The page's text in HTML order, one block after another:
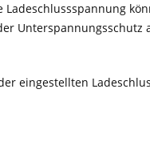
eingestellten